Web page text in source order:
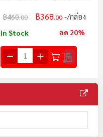
฿460.00 ฿368.00 /กล่อง
In Stock ลด 20%